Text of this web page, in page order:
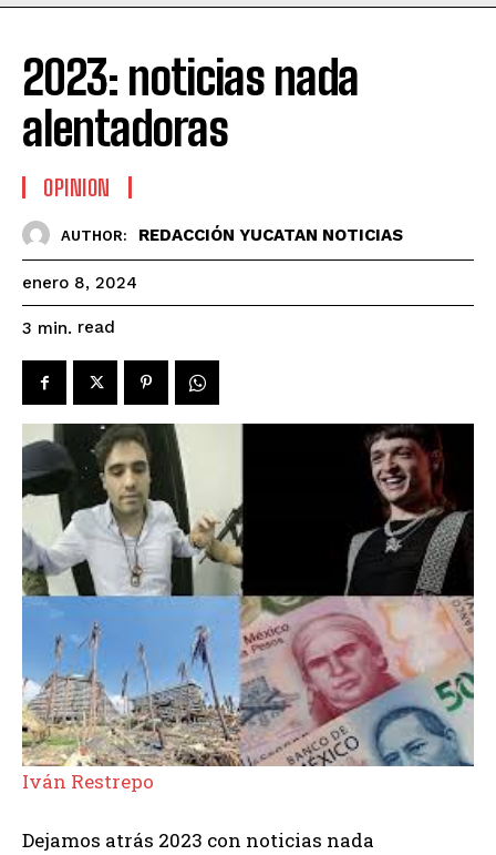
2023: noticias nada
alentadoras
OPINION
AUTHOR: REDACCIÓN YUCATAN NOTICIAS
enero 8, 2024
3 min. read
Iván Restrepo
Dejamos atrás 2023 con noticias nada